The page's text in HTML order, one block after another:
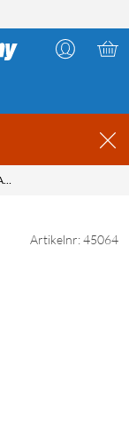
TRÅDLÖS LED-BORDSLAMPA 25 CM SVART
Artikelnr: 45064